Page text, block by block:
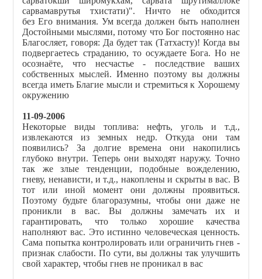
сарвамаврутья тхистати)". Ничто не обходится
без Его внимания. Ум всегда должен быть наполнен
Достойными мыслями, потому что Бог постоянно нас
Благосляет, говоря: Да будет так (Татхасту)! Когда вы
подвергаетесь страданию, то осуждаете Бога. Но не
осознаёте, что несчастье - последствие ваших
собственных мыслей. Именно поэтому вы должны
всегда иметь Благие мысли и стремиться к Хорошему
окружению
11-09-2006
Некоторые виды топлива: нефть, уголь и т.д.,
извлекаются из земных недр. Откуда они там
появились? За долгие времена они накопились
глубоко внутри. Теперь они выходят наружу. Точно
так же злые тенденции, подобные вожделению,
гневу, ненависти, и т.д., накоплены и скрыты в вас. В
тот или иной момент они должны проявиться.
Поэтому будьте благоразумны, чтобы они даже не
проникли в вас. Вы должны замечать их и
гарантировать, что только хорошие качества
наполняют вас. Это истинно человеческая ценность.
Сама попытка контролировать или ограничить гнев -
признак слабости. По сути, вы должны так улучшить
свой характер, чтобы гнев не проникал в вас